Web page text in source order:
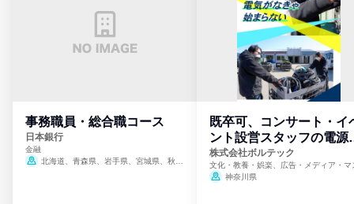
事務職員・総合職コース
日本銀行
金融
北海道、青森県、岩手県、宮城県、秋田
既卒可、コンサート・イ
ント設営スタッフの電源
門
株式会社ボルテック
文化・教養・娯楽、広告・メディア・マ
ミ、電力・ガス・水道・エネルギー
神奈川県